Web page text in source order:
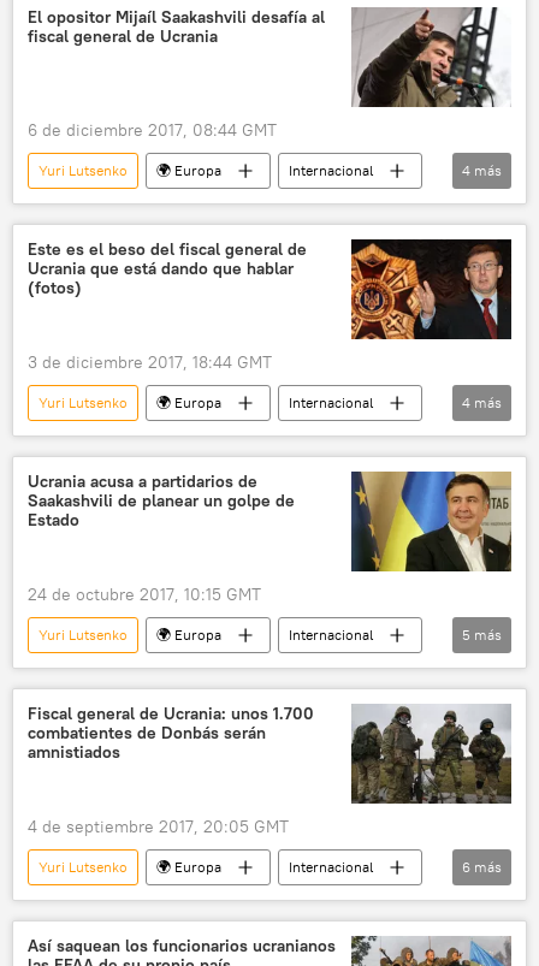
Rusia
Desmienten el asesinato del periodista ruso Bábchenko en Ucrania
SBU
El opositor Mijaíl Saakashvili desafía al
fiscal general de Ucrania
6 de diciembre 2017, 08:44 GMT
Yuri Lutsenko 🌍 Europa
Internacional
Ucrania
Mijaíl Saakashvili
fiscal general
noticias
4 más
Este es el beso del fiscal general de
Ucrania que está dando que hablar
(fotos)
3 de diciembre 2017, 18:44 GMT
Yuri Lutsenko 🌍 Europa
Internacional
política
Ucrania
fiscal general
noticias
4 más
Ucrania acusa a partidarios de
Saakashvili de planear un golpe de
Estado
24 de octubre 2017, 10:15 GMT
Yuri Lutsenko 🌍 Europa
Internacional
Nueva ola de protestas en Ucrania
Ucrania
Georgia
Mijaíl Saakashvili noticias
5 más
Fiscal general de Ucrania: unos 1.700
combatientes de Donbás serán
amnistiados
4 de septiembre 2017, 20:05 GMT
Yuri Lutsenko 🌍 Europa
Internacional
Ucrania
Donbás
Petró Poroshenko
amnistía
ley noticias
6 más
Así saquean los funcionarios ucranianos